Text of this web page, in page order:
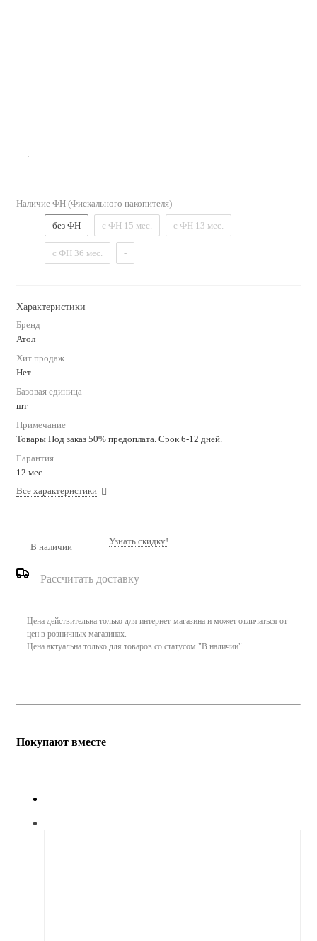
:
Наличие ФН (Фискального накопителя)
без ФН с ФН 15 мес. с ФН 13 мес.
с ФН 36 мес. -
Характеристики
Бренд
Атол
Хит продаж
Нет
Базовая единица
шт
Примечание
Товары Под заказ 50% предоплата. Срок 6-12 дней.
Гарантия
12 мес
Все характеристики
В наличии Узнать скидку!
Рассчитать доставку
Цена действительна только для интернет-магазина и может отличаться от
цен в розничных магазинах.
Цена актуальна только для товаров со статусом "В наличии".
Покупают вместе